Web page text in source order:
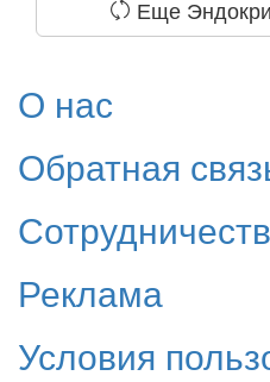
Еще
О нас
Обратная
Реклама
Условия